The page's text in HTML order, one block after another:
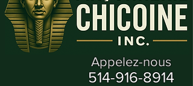
Appelez-nous
514-916-8914